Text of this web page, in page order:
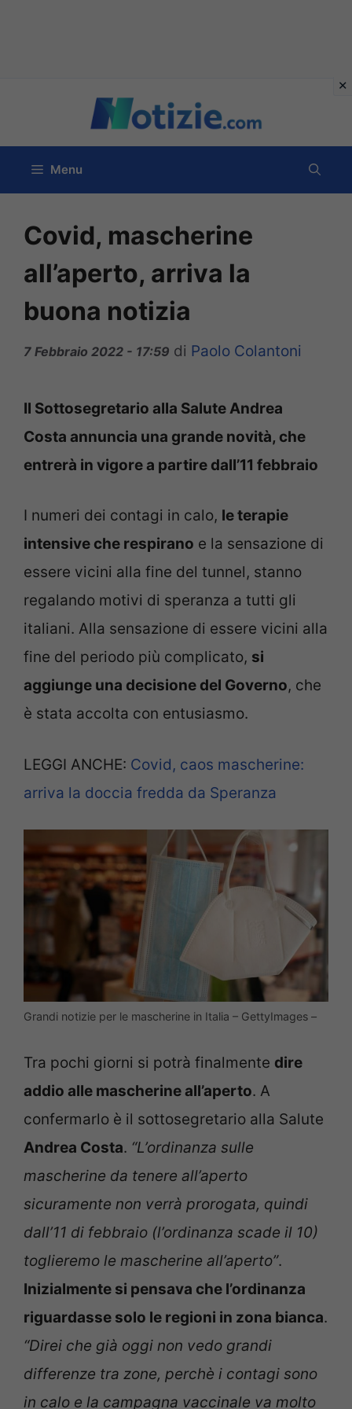
contenuto
Menu
Covid, mascherine
all’aperto, arriva la
buona notizia
7 Febbraio 2022 - 17:59 di Paolo Colantoni
Il Sottosegretario alla Salute Andrea
Costa annuncia una grande novità, che
entrerà in vigore a partire dall’11 febbraio
I numeri dei contagi in calo, le terapie
intensive che respirano e la sensazione di
essere vicini alla fine del tunnel, stanno
regalando motivi di speranza a tutti gli
italiani. Alla sensazione di essere vicini alla
fine del periodo più complicato, si
aggiunge una decisione del Governo, che
è stata accolta con entusiasmo.
LEGGI ANCHE: Covid, caos mascherine:
arriva la doccia fredda da Speranza
Grandi notizie per le mascherine in Italia – GettyImages –
Tra pochi giorni si potrà finalmente dire
addio alle mascherine all’aperto. A
confermarlo è il sottosegretario alla Salute
Andrea Costa. “L’ordinanza sulle
mascherine da tenere all’aperto
sicuramente non verrà prorogata, quindi
dall’11 di febbraio (l’ordinanza scade il 10)
toglieremo le mascherine all’aperto”.
Inizialmente si pensava che l’ordinanza
riguardasse solo le regioni in zona bianca.
“Direi che già oggi non vedo grandi
differenze tra zone, perchè i contagi sono
in calo e la campagna vaccinale va molto